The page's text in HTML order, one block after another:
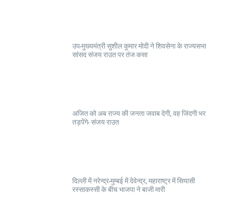
उप-मुख्यमंत्री सुशील कुमार मोदी ने शिवसेना के राज्यसभा
सांसद संजय राउत पर तंज कसा
अजित को अब राज्य की जनता जवाब देगी, वह जिंदगी भर
तड़पेंगे- संजय राउत
दिल्ली में नरेन्द्र-मुम्बई में देवेन्द्र, महाराष्ट्र में सियासी
रस्साकस्सी के बीच भाजपा ने बाजी मारी